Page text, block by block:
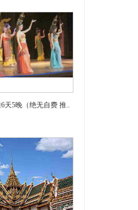
天5晚（绝无自费 推..